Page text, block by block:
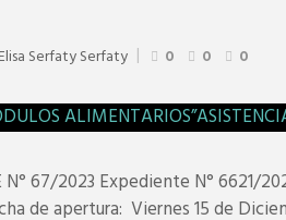
Elisa Serfaty Serfaty 0 0 0
67/2023 Expediente N° 6621/
de apertura: Viernes 15 de